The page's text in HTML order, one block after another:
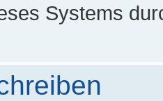
Systems